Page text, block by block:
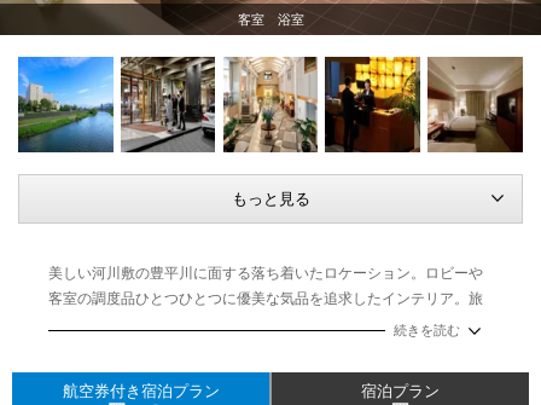
客室 浴室
もっと見る
美しい河川敷の豊平川に面する落ち着いたロケーション。ロビーや
客室の調度品ひとつひとつに優美な気品を追求したインテリア。旅
する時間をもっと贅沢なひとときにする、ラグジュアリーレジデン
続きを読む
航空券付き宿泊プラン 宿泊プラン